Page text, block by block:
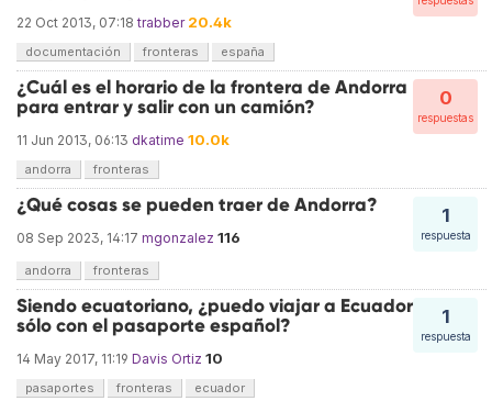
22 Oct 2013, 07:18 trabber 20.4k
documentación fronteras españa
0
respuestas
¿Cuál es el horario de la frontera de Andorra
para entrar y salir con un camión?
11 Jun 2013, 06:13 dkatime 10.0k
andorra fronteras
1
respuesta
¿Qué cosas se pueden traer de Andorra?
08 Sep 2023, 14:17 mgonzalez 116
andorra fronteras
1
respuesta
Siendo ecuatoriano, ¿puedo viajar a Ecuador
sólo con el pasaporte español?
14 May 2017, 11:19 Davis Ortiz 10
pasaportes fronteras ecuador